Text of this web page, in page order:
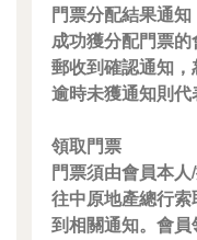
門票分配結果通知
成功獲分配門票
郵收到確認通知，
逾時未獲通知則代
領取門票
門票須由會員本
往中原地產總行
到相關通知。會